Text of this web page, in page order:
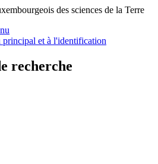
des sciences de la Terre
principal et à l'identification
recherche